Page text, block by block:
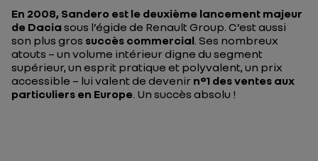
En 2008, Sandero est le deuxième lancement majeur
de Daciasous l’égide de Renault Group. C’est aussi
son plus gros succès commercial. Ses nombreux
atouts – un volume intérieur digne du segment
supérieur, un esprit pratique et polyvalent, un prix
accessible – lui valent de devenir n°1 des ventes aux
particuliers en Europe. Un succès absolu !